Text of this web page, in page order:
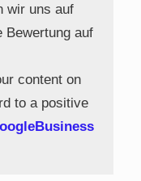
wir uns auf
Bewertung auf
content on
to a positive